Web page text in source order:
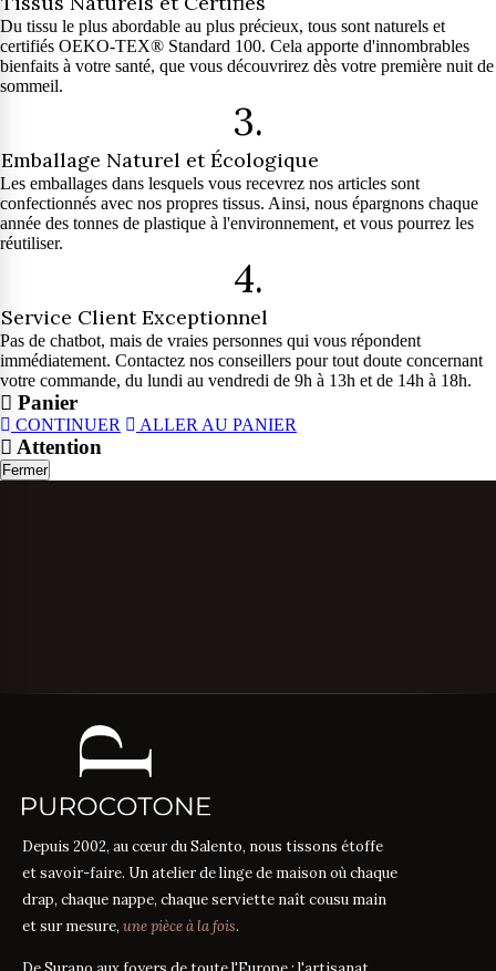
Du tissu le plus abordable au plus précieux, tous sont naturels et
certifiés OEKO-TEX® Standard 100. Cela apporte d'innombrables
bienfaits à votre santé, que vous découvrirez dès votre première nuit de
sommeil.
3.
Emballage Naturel et Écologique
Les emballages dans lesquels vous recevrez nos articles sont
confectionnés avec nos propres tissus. Ainsi, nous épargnons chaque
année des tonnes de plastique à l'environnement, et vous pourrez les
réutiliser.
4.
Service Client Exceptionnel
Pas de chatbot, mais de vraies personnes qui vous répondent
immédiatement. Contactez nos conseillers pour tout doute concernant
votre commande, du lundi au vendredi de 9h à 13h et de 14h à 18h.
Panier
CONTINUER ALLER AU PANIER
Attention
Fermer
Depuis 2002, au cœur du Salento, nous tissons étoffe
et savoir-faire. Un atelier de linge de maison où chaque
drap, chaque nappe, chaque serviette naît cousu main
et sur mesure, une pièce à la fois.